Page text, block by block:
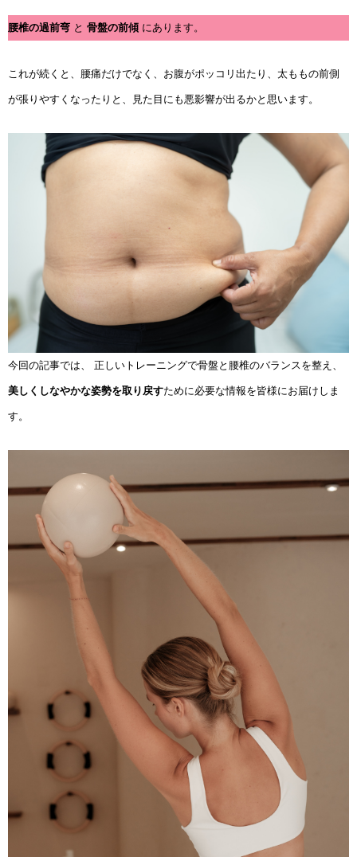
腰椎の過前弯 と 骨盤の前傾 にあります。
これが続くと、腰痛だけでなく、お腹がポッコリ出たり、太ももの前側
が張りやすくなったりと、見た目にも悪影響が出るかと思います。
今回の記事では、 正しいトレーニングで骨盤と腰椎のバランスを整え、
美しくしなやかな姿勢を取り戻すために必要な情報を皆様にお届けしま
す。